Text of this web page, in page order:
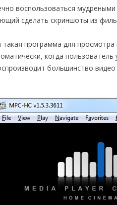
воспользоваться
сделать скриншоты из
такая программа для
когда
большинство